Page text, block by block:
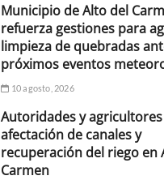
Municipio de Alto del
refuerza gestiones para
limpieza de quebradas
próximos eventos
10 agosto, 2026
Autoridades y
afectación de canales y
recuperación del riego en
Carmen